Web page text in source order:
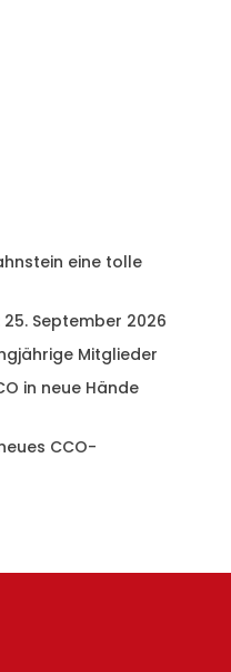
eine tolle
September 2026
Mitglieder
in neue Hände
CCO-